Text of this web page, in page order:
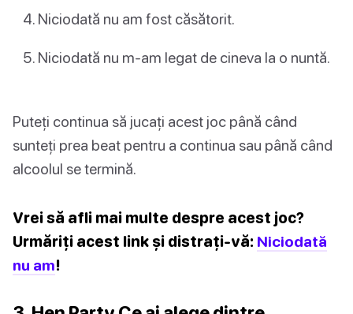
Niciodată nu am fost căsătorit.
Niciodată nu m-am legat de cineva la o nuntă.
Puteți continua să jucați acest joc până când
sunteți prea beat pentru a continua sau până când
alcoolul se termină.
Vrei să afli mai multe despre acest joc?
Urmăriți acest link și distrați-vă: Niciodată
nu am!